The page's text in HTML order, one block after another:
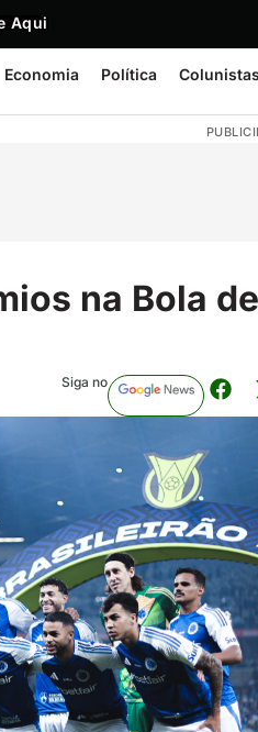
Aqui
Economia Política Colunistas
na Bola
Siga no